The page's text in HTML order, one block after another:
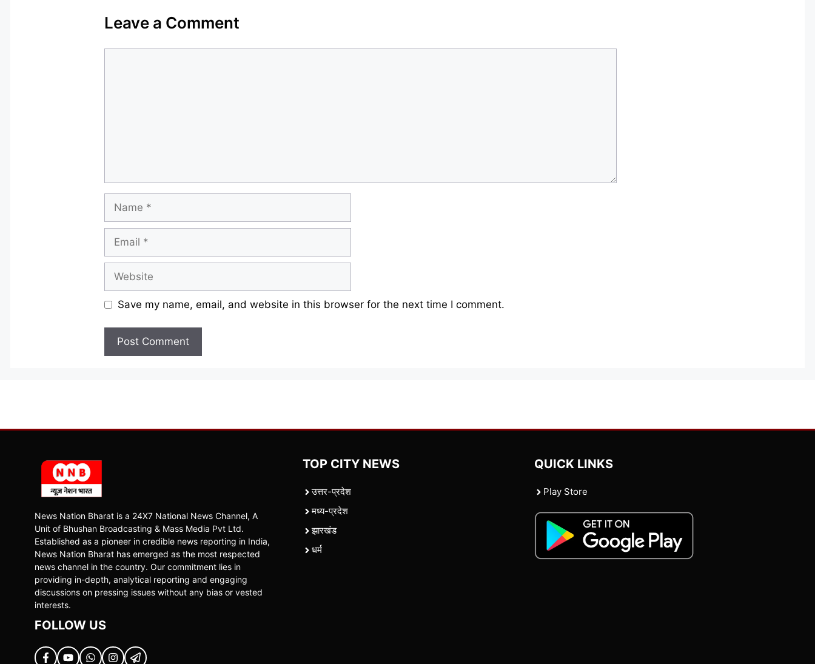
Leave a Comment
Save my name, email, and website in this browser for the next time I comment.
News Nation Bharat is a 24X7 National News Channel, A
Unit of Bhushan Broadcasting & Mass Media Pvt Ltd.
Established as a pioneer in credible news reporting in India,
News Nation Bharat has emerged as the most respected
news channel in the country. Our commitment lies in
providing in-depth, analytical reporting and engaging
discussions on pressing issues without any bias or vested
interests.
FOLLOW US
TOP CITY NEWS
उत्तर-प्रदेश
मध्य-प्रदेश
झारखंड
धर्म
QUICK LINKS
Play Store